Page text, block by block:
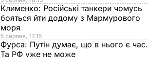
Клименко: Російські танкери чомусь
бояться йти додому з Мармурового
моря
5 серпня, 17.15
Фурса: Путін думає, що в нього є час.
Та РФ уже не може